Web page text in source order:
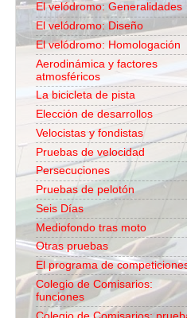
El velódromo: Generalidades
El velódromo: Diseño
El velódromo: Homologación
Aerodinámica y factores
atmosféricos
La bicicleta de pista
Elección de desarrollos
Velocistas y fondistas
Pruebas de velocidad
Persecuciones
Pruebas de pelotón
Seis Días
Mediofondo tras moto
Otras pruebas
El programa de
Colegio de Comisarios:
funciones